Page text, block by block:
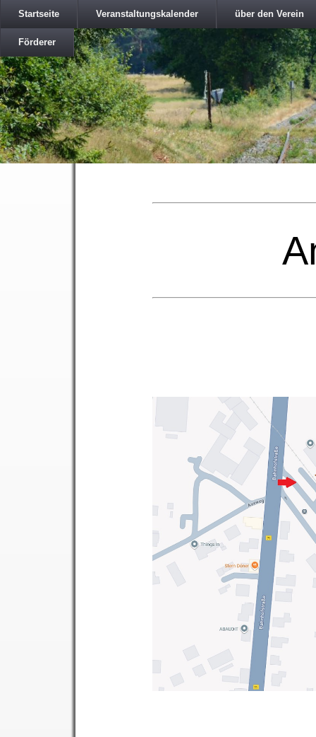
Startseite Veranstaltungskalender über den Verein
Förderer